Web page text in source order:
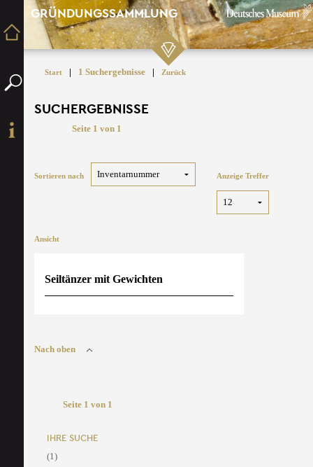
GRÜNDUNGSSAMMLUNG
Start | 1 Suchergebnisse | Zurück
SUCHERGEBNISSE
Seite 1 von 1
Sortieren nach Anzeige Treffer
Ansicht
Seiltänzer mit Gewichten
Nach oben
Seite 1 von 1
IHRE SUCHE
(1)